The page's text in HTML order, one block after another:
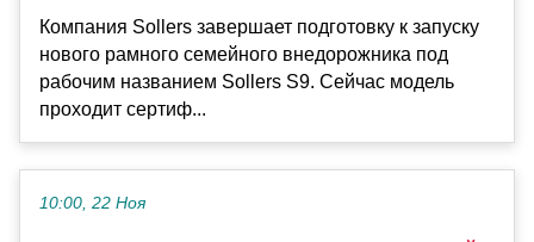
Компания Sollers завершает подготовку к запуску
нового рамного семейного внедорожника под
рабочим названием Sollers S9. Сейчас модель
проходит сертиф...
10:00, 22 Ноя